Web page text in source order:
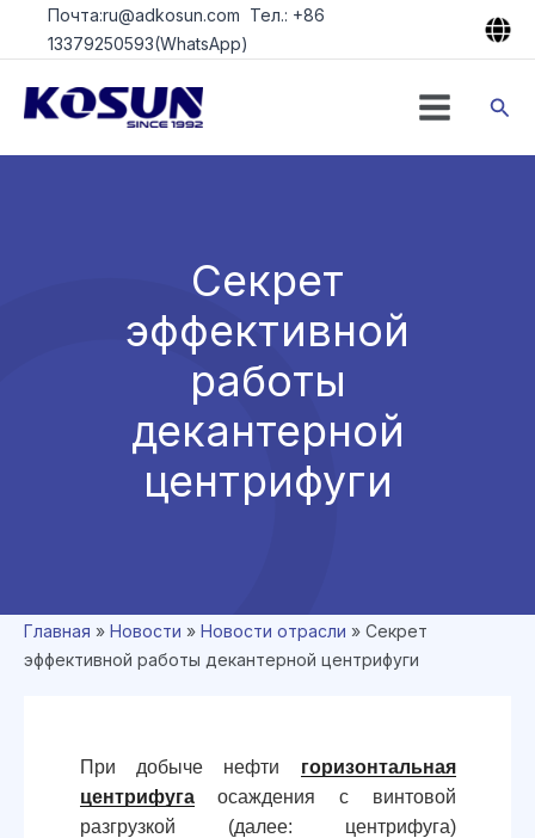
ПерейтиПочта:ru@adkosun.com Тел.: +86
13379250593(WhatsApp)
Секрет
эффективной
работы
декантерной
центрифуги
Главная » Новости » Новости отрасли » Секрет
эффективной работы декантерной центрифуги
При добыче нефти горизонтальная
центрифугаосаждения с винтовой
разгрузкой (далее: центрифуга)